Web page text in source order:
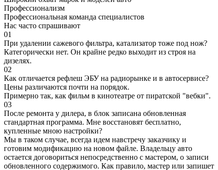
Профессионализм
Профессиональная команда специалистов
Нас часто спрашивают
01
При удалении сажевого фильтра, катализатор тоже под нож?
Категорически нет. Он крайне редко выходит из строя на
дизелях.
02
Как отличается рефлеш ЭБУ на радиорынке и в автосервисе?
Цены различаются почти на порядок.
Примерно так, как фильм в кинотеатре от пиратской "вебки".
03
После ремонта у дилера, в блок записана обновленная
стандартная программа. Мне восстановят бесплатно,
купленные мною настройки?
Мы в таком случае, всегда идем навстречу заказчику и
готовим модификацию на новом файле. Владельцу авто
остается договориться непосредственно с мастером, о записи
обновленного содержимого. Как правило, мастер или запишет